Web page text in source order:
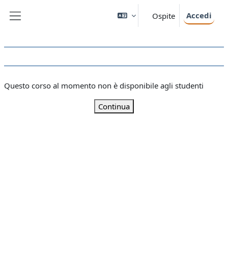
Ospite Accedi
Questo corso al momento non è disponibile agli studenti
Continua